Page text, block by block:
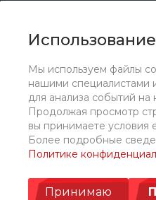
Мы используем файлы
нашими специалистами
для анализа событий
Продолжая просмотр
вы принимаете условия
Более подробные
Политике
Принимаю
г. Москва,
О компании
Каталог
Услуги